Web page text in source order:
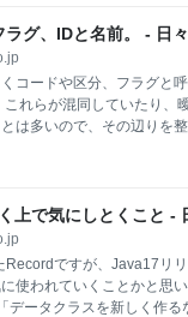
ばいいだけの話ですが、そ
意見 バズワードに飛びつ
ーンです。例えば「モノリ
」でも、明確な理由もなく
くのは避けるよう書かれ
イクロサービスへ ―モノリ
籍に限らず経験のある人は
示唆する発言をしたりしま
見かけます。「そこに問題
ラグ、IDと名前。 - 日
コードや区分、フラグと
れらが混同していたり、
は多いので、その辺りを
前なんかもこの文脈に登場す
ド コードはエンコード／デ
るのがコードかなと思い
コードを、特別に区分と呼
意味が決まるので、コー
な値が入りうるかわからな
ん。 それは多分コードと呼
上で気にしとくこと -
Recordですが、Java17リ
使われていくことかと思い
データクラスを新しく作る